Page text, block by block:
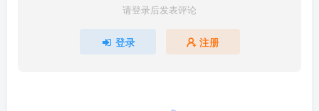
请登录后发表评论
登录 注册